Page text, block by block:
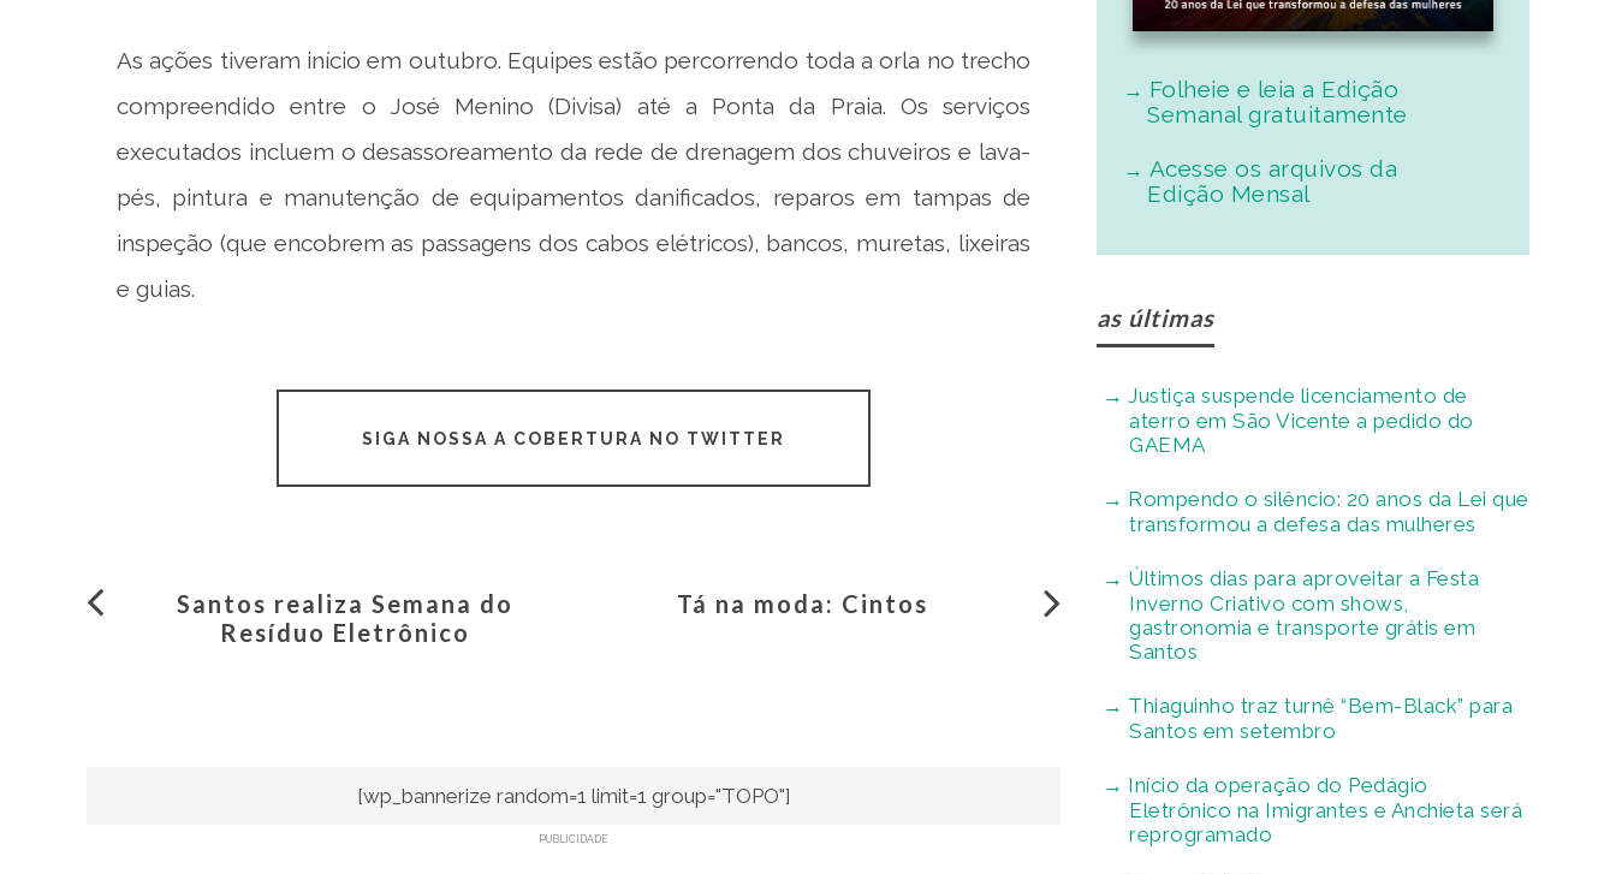
As ações tiveram início em outubro. Equipes estão percorrendo toda a orla no trecho
compreendido entre o José Menino (Divisa) até a Ponta da Praia. Os serviços
executados incluem o desassoreamento da rede de drenagem dos chuveiros e lava-
pés, pintura e manutenção de equipamentos danificados, reparos em tampas de
inspeção (que encobrem as passagens dos cabos elétricos), bancos, muretas, lixeiras
e guias.
SIGA NOSSA A COBERTURA NO TWITTER
Santos realiza Semana do
Resíduo Eletrônico
Tá na moda: Cintos
[wp_bannerize random=1 limit=1 group="TOPO"]
PUBLICIDADE
Folheie e leia a Edição
Semanal gratuitamente
Acesse os arquivos da
Edição Mensal
as últimas
Justiça suspende licenciamento de
aterro em São Vicente a pedido do
GAEMA
Rompendo o silêncio: 20 anos da Lei que
transformou a defesa das mulheres
Últimos dias para aproveitar a Festa
Inverno Criativo com shows,
gastronomia e transporte grátis em
Santos
Thiaguinho traz turnê “Bem-Black” para
Santos em setembro
Início da operação do Pedágio
Eletrônico na Imigrantes e Anchieta será
reprogramado